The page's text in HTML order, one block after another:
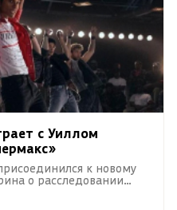
с Уиллом
к новому
о расследовании